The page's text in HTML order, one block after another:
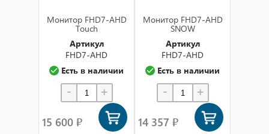
Монитор FHD7-AHD
Touch
Артикул
FHD7-AHD
Есть в наличии
- +
15 600 ₽
Монитор FHD7-AHD
SNOW
Артикул
FHD7-AHD
Есть в наличии
- +
14 357 ₽